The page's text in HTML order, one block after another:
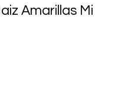
Amarillas Mi